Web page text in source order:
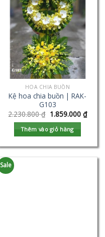
HOA CHIA BUỒN
Kệ hoa chia buồn | RAK-
G103
2.230.800₫ 1.859.000 ₫
Thêm vào giỏ hàng
Sale